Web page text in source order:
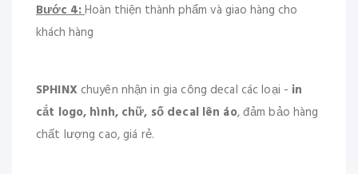
Bước 4:Hoàn thiện thành phẩm và giao hàng cho
khách hàng
SPHINX chuyên nhận in gia công decal các loại - in
cắt logo, hình, chữ, số decal lên áo, đảm bảo hàng
chất lượng cao, giá rẻ.